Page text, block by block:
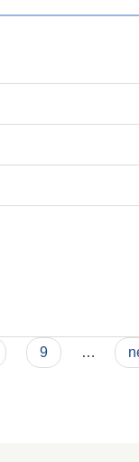
9 …